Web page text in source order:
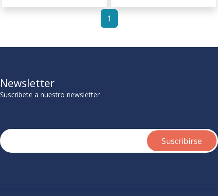
1
Newsletter
Suscribete a nuestro newsletter